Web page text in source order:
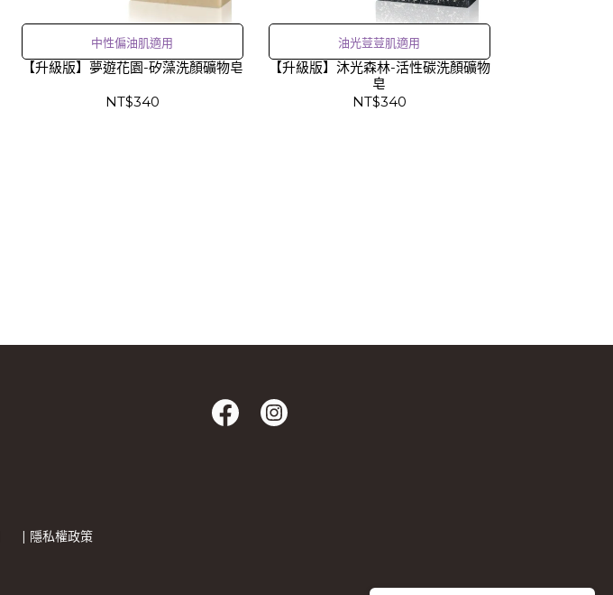
中性偏油肌適用
【升級版】夢遊花園-矽藻洗顏礦物皂
NT$340
油光荳荳肌適用
【升級版】沐光森林-活性碳洗顏礦物
皂
NT$340
| 隱私權政策